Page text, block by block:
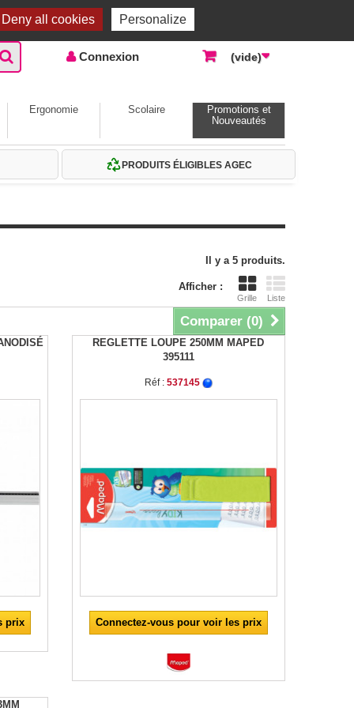
Accueil | Contactez-nous
Connexion (vide)
Ergonomie Scolaire
Promotions et
Nouveautés
PRODUITS ÉLIGIBLES AGEC
Il y a 5 produits.
Afficher :
Grille Liste
Comparer (0)
prix
REGLETTE LOUPE 250MM MAPED
395111
Réf : 537145
Connectez-vous pour voir les prix
all cookies Personalize